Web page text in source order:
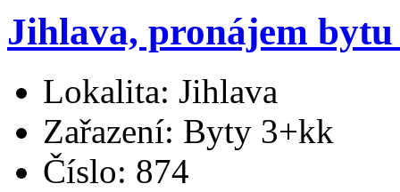
Jihlava, pronájem
Lokalita: Jihlava
Zařazení: Byty 3+kk
Číslo: 874